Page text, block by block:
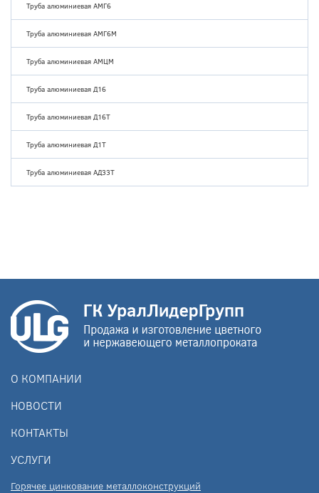
Труба алюминиевая АМГ6
Труба алюминиевая АМГ6М
Труба алюминиевая АМЦМ
Труба алюминиевая Д16
Труба алюминиевая Д16Т
Труба алюминиевая Д1Т
Труба алюминиевая АД33Т
О КОМПАНИИ
НОВОСТИ
КОНТАКТЫ
УСЛУГИ
Горячее цинкование металлоконструкций